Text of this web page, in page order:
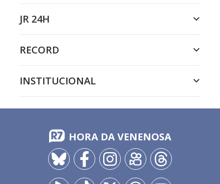
JR 24H
RECORD
INSTITUCIONAL
HORA DA VENENOSA